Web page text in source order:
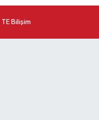
TE Bilişim